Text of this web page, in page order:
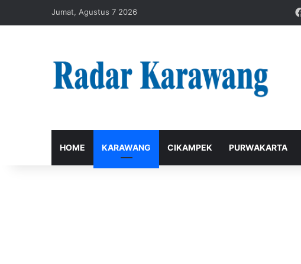
Jumat, Agustus 7 2026
HOME KARAWANG CIKAMPEK PURWAKARTA